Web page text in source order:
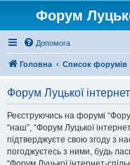
Форум
Допомога
Головна Список форумів
Форум Луцької
Реєструючись на форумі
“наш”, “Форум Луцької
підтверджуєте свою згоду з
погоджуєтесь з ними, будь